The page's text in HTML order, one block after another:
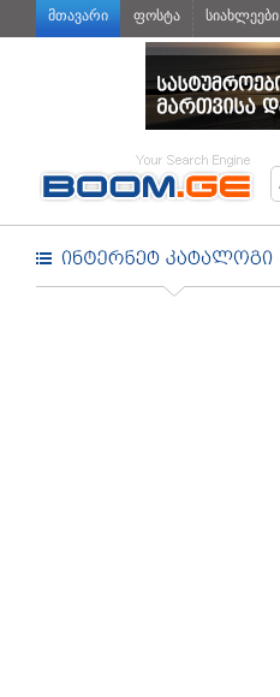
მთავარი ფოსტა სიახლეები